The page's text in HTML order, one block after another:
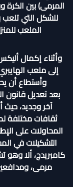
المرمى) بين الكرة
للشكل التي
الملعب
وأثناء إكمال
إلى ملعب
وأستطاع أن
آخر وجديد، حيث
ثقافات مختلفة
المحاولات على
التشكيلات في
كامبريدج، ألا
مرمى،